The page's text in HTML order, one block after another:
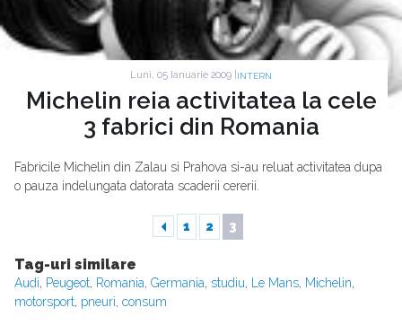
Luni, 05 Ianuarie 2009 | INTERN
Michelin reia activitatea la cele
3 fabrici din Romania
Fabricile Michelin din Zalau si Prahova si-au reluat activitatea dupa
o pauza indelungata datorata scaderii cererii.
1 2 3
Tag-uri similare
Audi, Peugeot, Romania, Germania, studiu, Le Mans, Michelin,
motorsport, pneuri, consum